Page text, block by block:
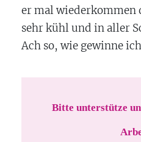
er mal
sehr kühl und in aller
Ach so, wie gewinne
Bitte unterstütze